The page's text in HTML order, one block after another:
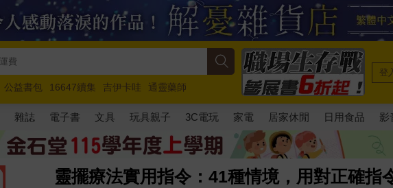
公益書包 16647續集 吉伊卡哇
通靈藥師
馬斯克 玩具總動員5 超慢跑
登
雜誌 電子書 文具 玩具親子 3C電玩 家電 居家休閒 日用食品 影
靈擺療法實用指令：41種情境，用對正確指